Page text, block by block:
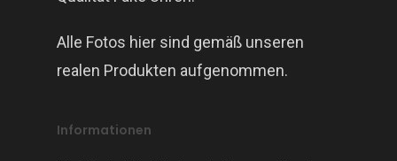
Alle Fotos hier sind gemäß unseren
realen Produkten aufgenommen.
Informationen